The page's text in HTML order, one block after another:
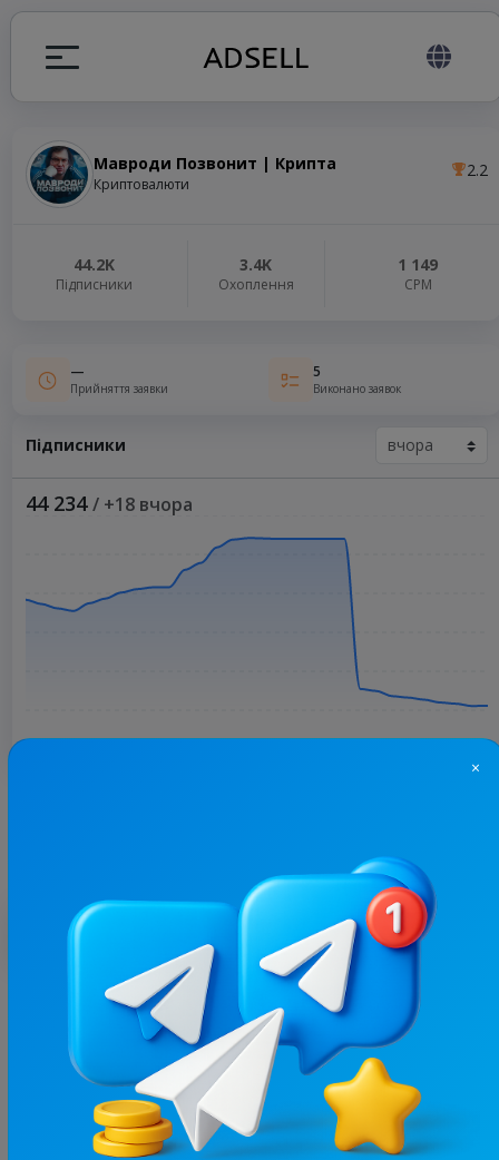
Мавроди Позвонит | Крипта
Криптовалюти
2.2
44.2K
Підписники
3.4K
Охоплення
1 149
СРМ
—
Прийняття заявки
5
Виконано заявок
Підписники
44 234/ +18 вчора
З цим каналом часто купують
10.8
16K/
1.4K
Crypto Skuf | Новини
Новини/ЗМІ, Криптовалюти
Ціна реклами
1 410 ₴
×